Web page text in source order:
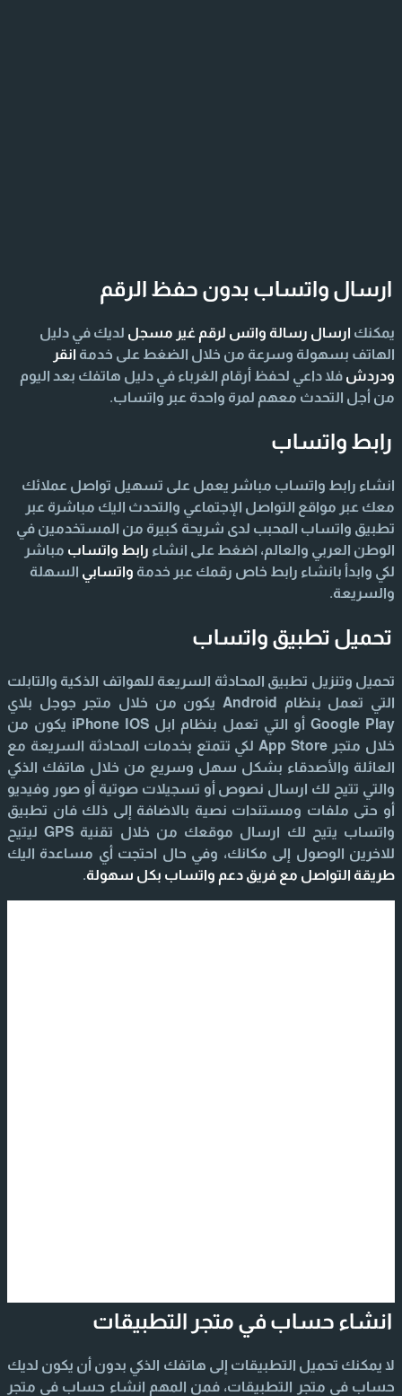
ارسال واتساب بدون حفظ الرقم
يمكنك ارسال رسالة واتس لرقم غير مسجل لديك في دليل
الهاتف بسهولة وسرعة من خلال الضغط على خدمة انقر
ودردش فلا داعي لحفظ أرقام الغرباء في دليل هاتفك بعد اليوم
من أجل التحدث معهم لمرة واحدة عبر واتساب.
رابط واتساب
انشاء رابط واتساب مباشر يعمل على تسهيل تواصل عملائك
معك عبر مواقع التواصل الإجتماعي والتحدث اليك مباشرة عبر
تطبيق واتساب المحبب لدى شريحة كبيرة من المستخدمين في
الوطن العربي والعالم، اضغط على انشاء رابط واتساب مباشر
لكي وابدأ بانشاء رابط خاص رقمك عبر خدمة واتسابي السهلة
والسريعة.
تحميل تطبيق واتساب
تحميل وتنزيل تطبيق المحادثة السريعة للهواتف الذكية والتابلت
التي تعمل بنظام Android يكون من خلال متجر جوجل بلاي
Google Play أو التي تعمل بنظام ابل iPhone IOS يكون من
خلال متجر App Store لكي تتمتع بخدمات المحادثة السريعة مع
العائلة والأصدقاء بشكل سهل وسريع من خلال هاتفك الذكي
والتي تتيح لك ارسال نصوص أو تسجيلات صوتية أو صور وفيديو
أو حتى ملفات ومستندات نصية بالاضافة إلى ذلك فان تطبيق
واتساب يتيح لك ارسال موقعك من خلال تقنية GPS ليتيح
للاخرين الوصول إلى مكانك، وفي حال احتجت أي مساعدة اليك
طريقة التواصل مع فريق دعم واتساب بكل سهولة.
انشاء حساب في متجر التطبيقات
لا يمكنك تحميل التطبيقات إلى هاتفك الذكي بدون أن يكون لديك
حساب في متجر التطبيقات، فمن المهم انشاء حساب في متجر